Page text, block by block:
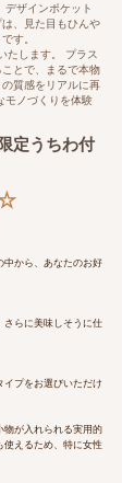
デザインポケット
、見た目もひんや
す。
たします。 プラス
とで、まるで本物
質感をリアルに再
モノづくりを体験
定うちわ付
中から、あなたのお好
さらに美味しそうに仕
イプをお選びいただけ
物が入れられる実用的
使えるため、特に女性